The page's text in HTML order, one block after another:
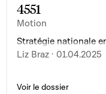
4551
Motion
Stratégie nationale
Liz Braz · 01.04.2025
Voir le dossier